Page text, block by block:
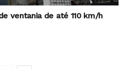
ventania de até 110 km/h